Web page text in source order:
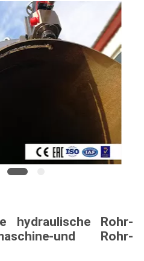
hydraulische Rohr-
und Rohr-